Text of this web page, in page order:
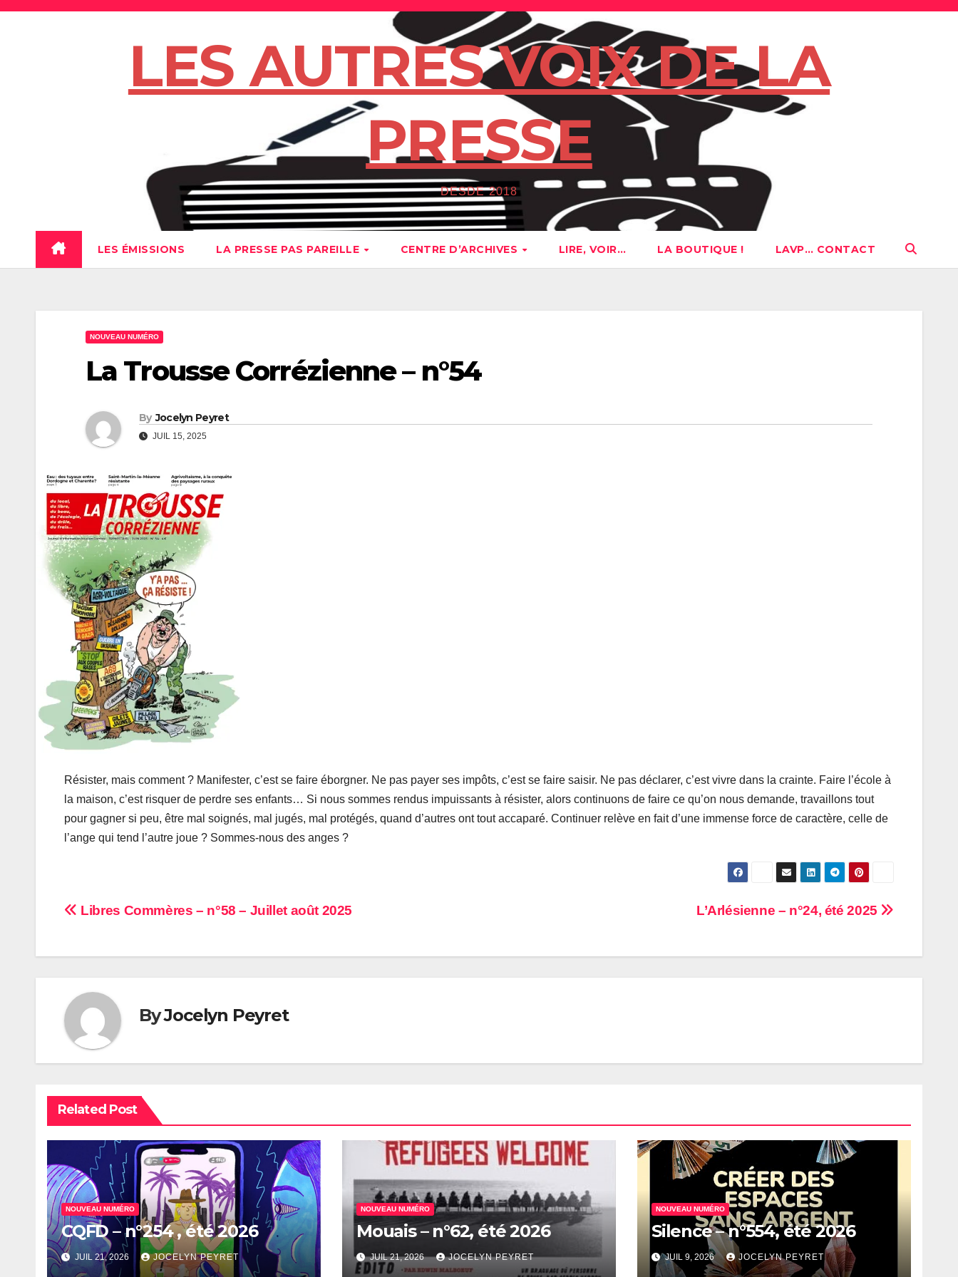
Skip
LES AUTRES VOIX DE LA
PRESSE
DESDE 2018
LES ÉMISSIONS LA PRESSE PAS PAREILLE CENTRE D’ARCHIVES LIRE, VOIR… LA BOUTIQUE ! LAVP… CONTACT
NOUVEAU NUMÉRO
La Trousse Corrézienne – n°54
By Jocelyn Peyret
JUIL 15, 2025
Résister, mais comment ? Manifester, c’est se faire éborgner. Ne pas payer ses impôts, c’est se faire saisir. Ne pas déclarer, c’est vivre dans la crainte. Faire l’école à
la maison, c’est risquer de perdre ses enfants… Si nous sommes rendus impuissants à résister, alors continuons de faire ce qu’on nous demande, travaillons tout
pour gagner si peu, être mal soignés, mal jugés, mal protégés, quand d’autres ont tout accaparé. Continuer relève en fait d’une immense force de caractère, celle de
l’ange qui tend l’autre joue ? Sommes-nous des anges ?
Navigation
L’Arlésienne – n°24, été 2025
Libres Commères – n°58 – Juillet août 2025
ByJocelyn Peyret
Related Post
NOUVEAU NUMÉRO
CQFD – n°254 , été 2026
JUIL 21, 2026 JOCELYN PEYRET
NOUVEAU NUMÉRO
Mouais – n°62, été 2026
JUIL 21, 2026 JOCELYN PEYRET
NOUVEAU NUMÉRO
Silence – n°554, été 2026
JUIL 9, 2026 JOCELYN PEYRET